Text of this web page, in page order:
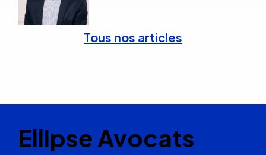
Tous nos articles
Ellipse Avocats